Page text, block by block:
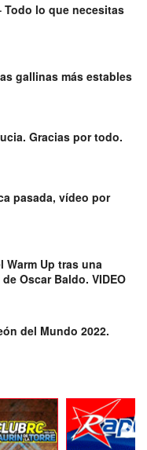
Todo lo que necesitas
gallinas más estables
Gracias por todo.
pasada, vídeo por
Warm Up tras una
Oscar Baldo. VIDEO
del Mundo 2022.